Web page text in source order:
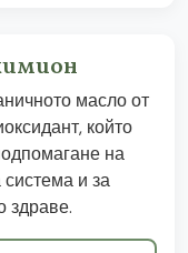
масло от
който
на
и за
здраве.